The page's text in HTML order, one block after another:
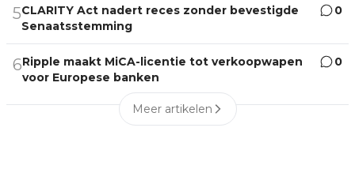
5CLARITY Act nadert reces zonder bevestigde
Senaatsstemming
0
6Ripple maakt MiCA-licentie tot verkoopwapen
voor Europese banken
0
Meer artikelen